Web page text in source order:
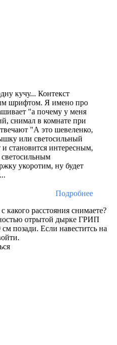
кучу... Контекст
шрифтом. Я имено про
"а почему у меня
снимал в комнате при
"А это шевеленко,
или светосильный
становится интересным,
укоротим, ну будет
Подробнее
расстояния снимаете?
отрытой дырке ГРИП
позади. Если навеститсь на